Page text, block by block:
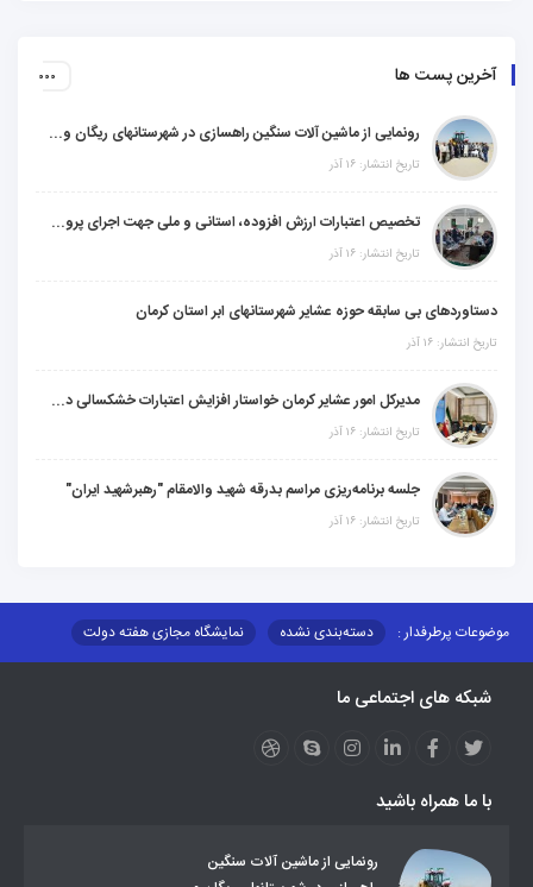
آخرین پست ها
رونمایی از ماشین آلات سنگین راهسازی در شهرستانهای ریگان و گنبکی
تاریخ انتشار: ۱۶ آذر
تخصیص اعتبارات ارزش افزوده، استانی و ملی جهت اجرای پروژه‌های عمرانی در شهرستان گنبکی
تاریخ انتشار: ۱۶ آذر
دستاوردهای بی سابقه حوزه عشایر شهرستانهای ابر استان کرمان
تاریخ انتشار: ۱۶ آذر
مدیرکل امور عشایر کرمان خواستار افزایش اعتبارات خشکسالی در سال جدید شد
تاریخ انتشار: ۱۶ آذر
جلسه برنامه‌ریزی مراسم بدرقه شهید والامقام "رهبرشهید ایران"
تاریخ انتشار: ۱۶ آذر
موضوعات پرطرفدار : دسته‌بندی نشده
نمایشگاه مجازی هفته دولت
مزایدات و مناقصات
محتوای کانون توسعه
عملکردها
عشایر استان
طرح و برنامه
روند ساماندهی عشایر داوطلب اسکان
تشکیلات اداری
شبکه های اجتماعی ما
با ما همراه باشید
رونمایی از ماشین آلات سنگین